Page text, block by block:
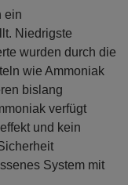
ein
Niedrigste
wurden durch die
wie Ammoniak
bislang
verfügt
und kein
System mit